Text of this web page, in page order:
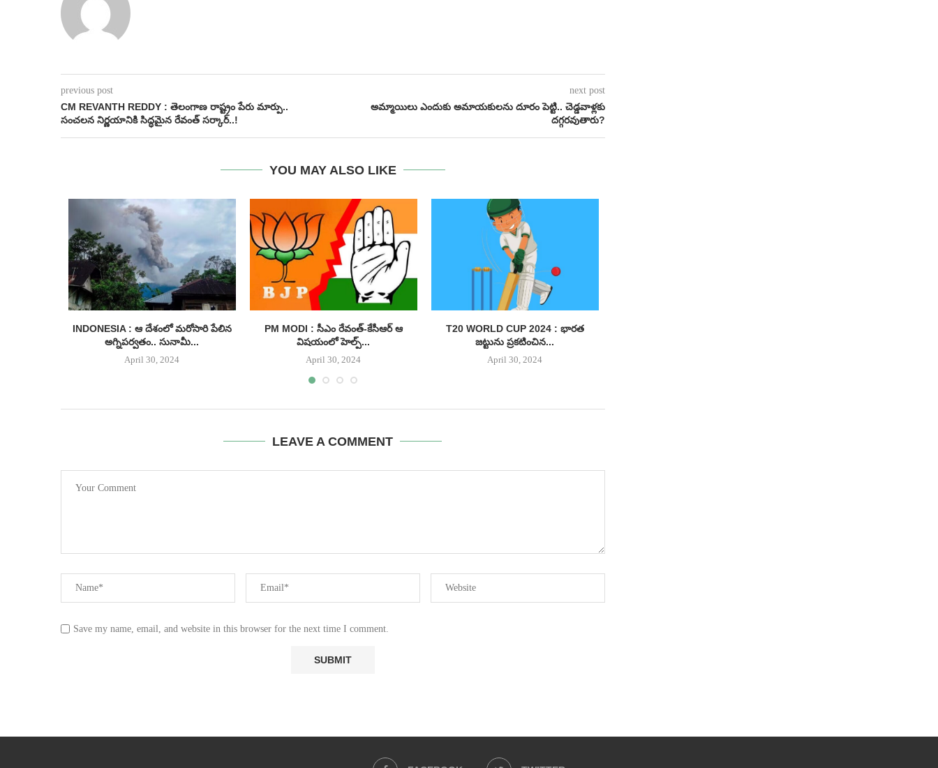
previous post
CM REVANTH REDDY : తెలంగాణ రాష్ట్రం పేరు మార్పు..
సంచలన నిర్ణయానికి సిద్ధమైన రేవంత్ సర్కార్..!
next post
అమ్మాయిలు ఎందుకు అమాయకులను దూరం పెట్టి.. చెడ్డవాళ్లకు
దగ్గరవుతారు?
YOU MAY ALSO LIKE
INDONESIA : ఆ దేశంలో మరోసారి పేలిన
అగ్నిపర్వతం.. సునామీ...
April 30, 2024
PM MODI : సీఎం రేవంత్-కేసీఆర్ ఆ
విషయంలో హెల్ప్...
April 30, 2024
T20 WORLD CUP 2024 : భారత
జట్టును ప్రకటించిన...
April 30, 2024
LEAVE A COMMENT
Save my name, email, and website in this browser for the next time I comment.